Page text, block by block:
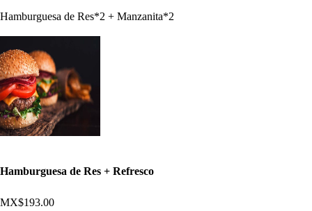
Hamburguesa de Res*2 + Manzanita*2
Hamburguesa de Res + Refresco
MX$193.00